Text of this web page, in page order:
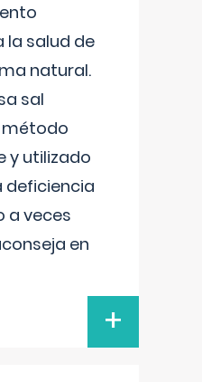
la salud de
natural.
sal
método
y utilizado
deficiencia
a veces
en
+